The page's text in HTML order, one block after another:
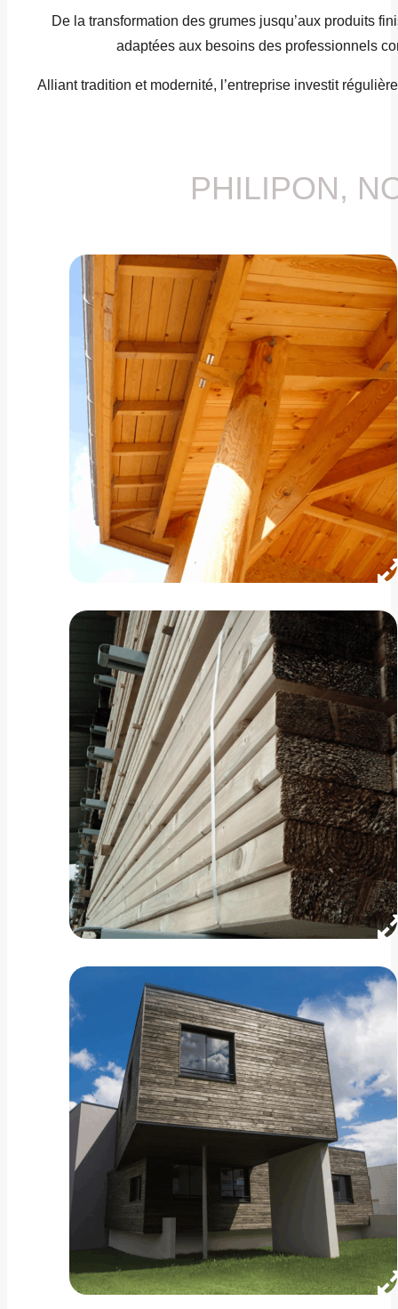
De la transformation des grumes jusqu’aux produits
adaptées aux besoins des professionnels
Alliant tradition et modernité, l’entreprise investit
PHILIPON,